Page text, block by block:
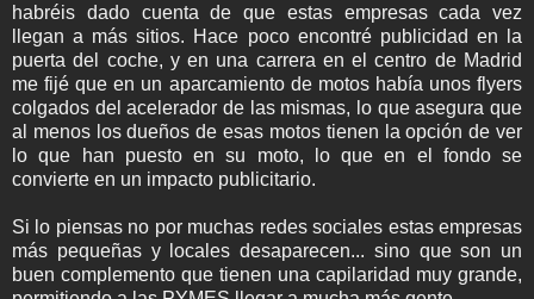
habréis dado cuenta de que estas empresas cada vez
llegan a más sitios. Hace poco encontré publicidad en la
puerta del coche, y en una carrera en el centro de Madrid
me fijé que en un aparcamiento de motos había unos flyers
colgados del acelerador de las mismas, lo que asegura que
al menos los dueños de esas motos tienen la opción de ver
lo que han puesto en su moto, lo que en el fondo se
convierte en un impacto publicitario.
Si lo piensas no por muchas redes sociales estas empresas
más pequeñas y locales desaparecen... sino que son un
buen complemento que tienen una capilaridad muy grande,